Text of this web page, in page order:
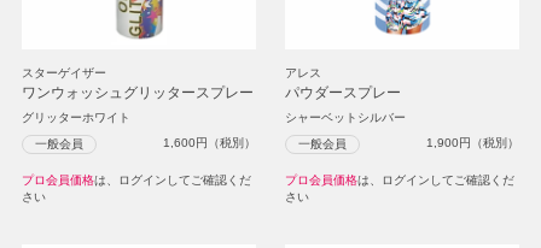
スターゲイザー
ワンウォッシュグリッタースプレー
グリッターホワイト
一般会員 1,600円（税別）
プロ会員価格は、ログインしてご確認くだ
さい
アレス
パウダースプレー
シャーベットシルバー
一般会員 1,900円（税別）
プロ会員価格は、ログインしてご確認くだ
さい